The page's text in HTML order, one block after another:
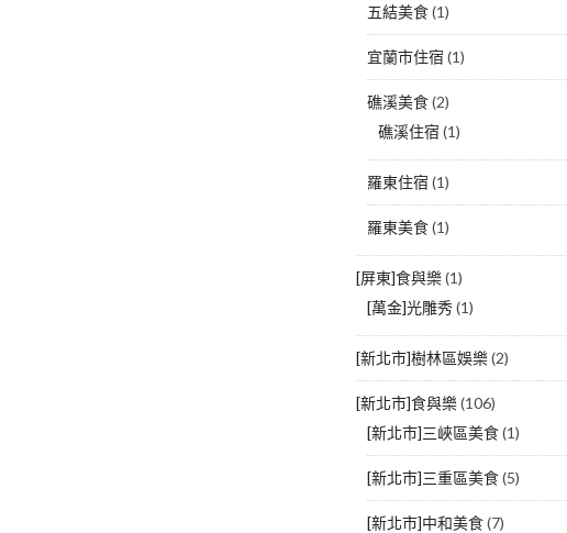
五結美食(1)
宜蘭市住宿 (1)
礁溪美食(2)
礁溪住宿 (1)
羅東住宿 (1)
羅東美食(1)
[屏東]食與樂(1)
[萬金]光雕秀(1)
[新北市]樹林區娛樂(2)
[新北市]食與樂(106)
[新北市]三峽區美食(1)
[新北市]三重區美食(5)
[新北市]中和美食(7)